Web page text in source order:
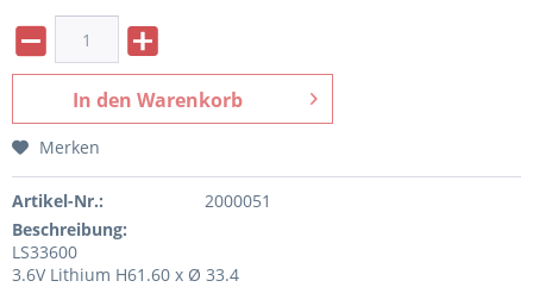
In den Warenkorb
Merken
Artikel-Nr.:
2000051
Beschreibung:
LS33600
3.6V Lithium H61.60 x Ø 33.4